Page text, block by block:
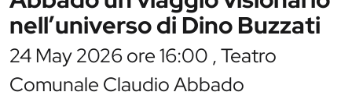
nell’universo di Dino Buzzati
24 May 2026 ore 16:00 , Teatro
Comunale Claudio Abbado